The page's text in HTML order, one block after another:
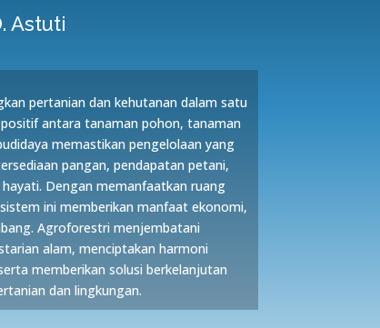
Astuti
pertanian dan kehutanan dalam satu
antara tanaman pohon, tanaman
memastikan pengelolaan yang
pangan, pendapatan petani,
Dengan memanfaatkan ruang
ini memberikan manfaat ekonomi,
Agroforestri menjembatani
alam, menciptakan harmoni
memberikan solusi berkelanjutan
dan lingkungan.